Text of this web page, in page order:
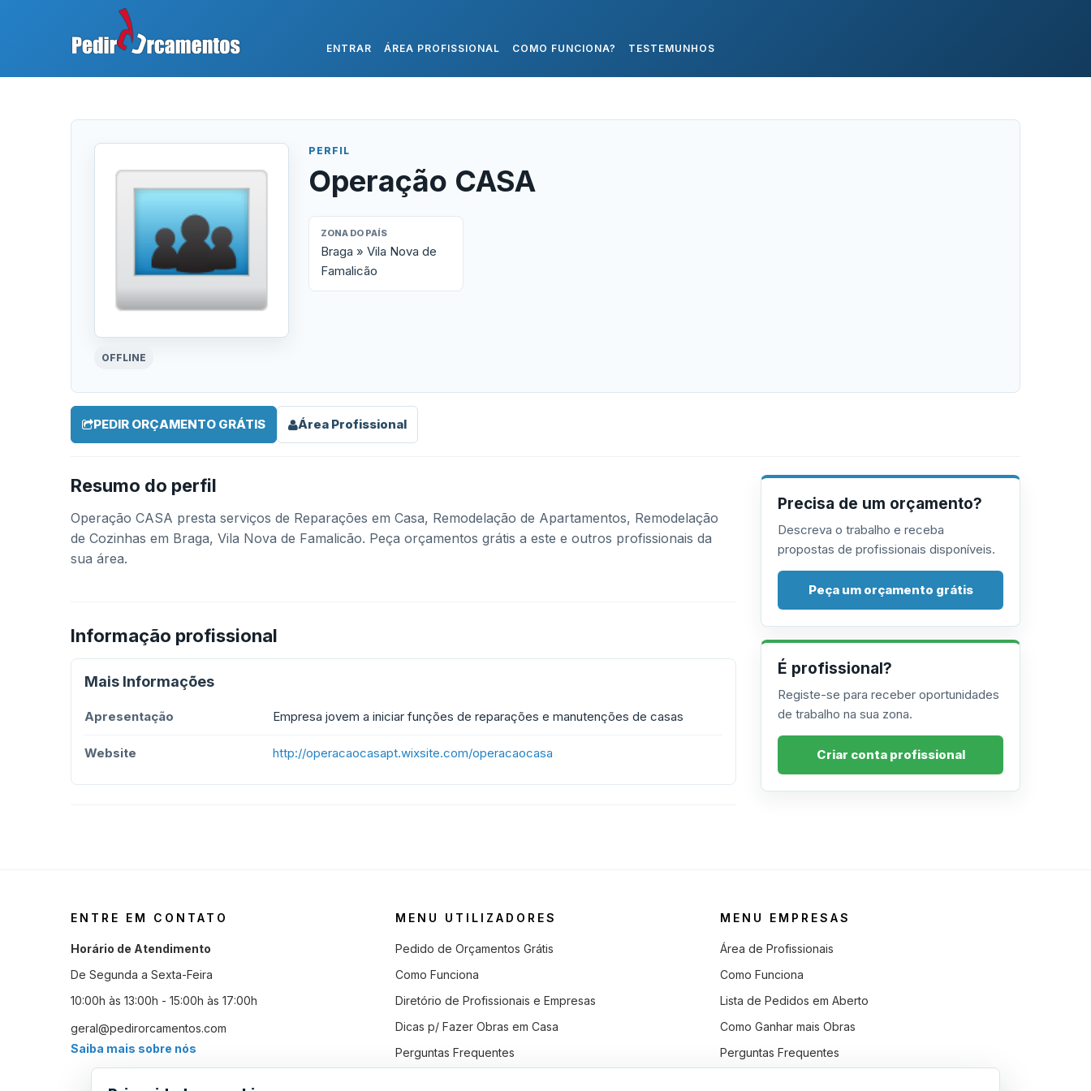
ENTRAR ÁREA PROFISSIONAL COMO FUNCIONA? TESTEMUNHOS
OFFLINE
PERFIL
Operação CASA
ZONA DO PAÍS
Braga » Vila Nova de
Famalicão
PEDIR ORÇAMENTO GRÁTIS Área Profissional
Resumo do perfil
Operação CASA presta serviços de Reparações em Casa, Remodelação de Apartamentos, Remodelação
de Cozinhas em Braga, Vila Nova de Famalicão. Peça orçamentos grátis a este e outros profissionais da
sua área.
Informação profissional
Mais Informações
Apresentação Empresa jovem a iniciar funções de reparações e manutenções de casas
Website http://operacaocasapt.wixsite.com/operacaocasa
Precisa de um orçamento?
Descreva o trabalho e receba
propostas de profissionais disponíveis.
Peça um orçamento grátis
É profissional?
Registe-se para receber oportunidades
de trabalho na sua zona.
Criar conta profissional
ENTRE EM CONTATO
Horário de Atendimento
De Segunda a Sexta-Feira
10:00h às 13:00h - 15:00h às 17:00h
geral@pedirorcamentos.com
Saiba mais sobre nós
MENU UTILIZADORES
Pedido de Orçamentos Grátis
Como Funciona
Diretório de Profissionais e Empresas
Dicas p/ Fazer Obras em Casa
Perguntas Frequentes
MENU EMPRESAS
Área de Profissionais
Como Funciona
Lista de Pedidos em Aberto
Como Ganhar mais Obras
Perguntas Frequentes